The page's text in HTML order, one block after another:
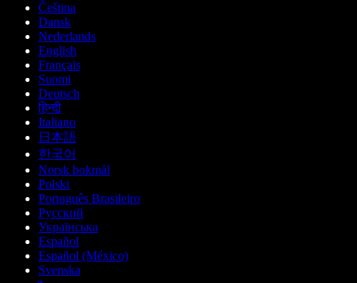
Čeština
Dansk
Nederlands
English
Français
Suomi
Deutsch
हिन्दी
Italiano
日本語
한국어
Norsk bokmål
Polski
Português Brasileiro
Русский
Українська
Español
Español (México)
Svenska